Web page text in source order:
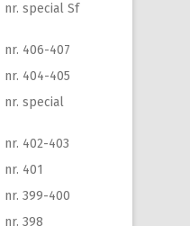
special Sf
406-407
404-405
nr. special
402-403
401
399-400
398